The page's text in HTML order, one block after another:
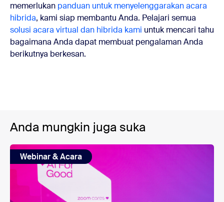
memerlukan panduan untuk menyelenggarakan acara
hibrida, kami siap membantu Anda. Pelajari semua
solusi acara virtual dan hibrida kami untuk mencari tahu
bagaimana Anda dapat membuat pengalaman Anda
berikutnya berkesan.
Anda mungkin juga suka
Webinar & Acara